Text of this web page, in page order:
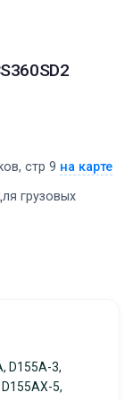
стр 9 на карте
грузовых
D155A-3,
5,